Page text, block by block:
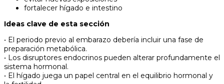
fortalecer hígado e intestino
Ideas clave de esta sección
• El periodo previo al embarazo debería incluir una fase de
preparación metabólica.
• Los disruptores endocrinos pueden alterar profundamente el
sistema hormonal.
• El hígado juega un papel central en el equilibrio hormonal y